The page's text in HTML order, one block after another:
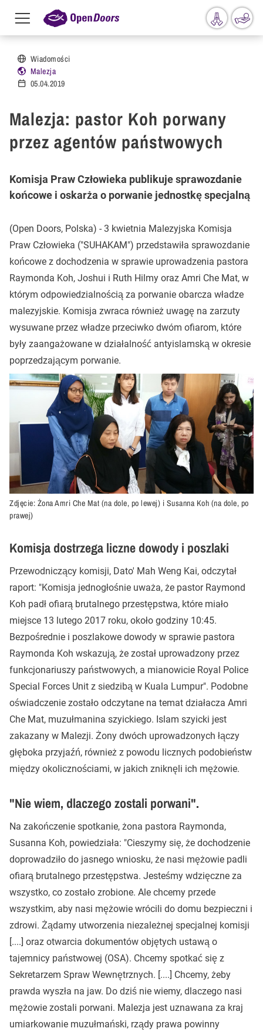
Przejdź do treści
Menu
toggle
Wiadomości
Malezja
05.04.2019
Malezja: pastor Koh porwany
przez agentów państwowych
Komisja Praw Człowieka publikuje sprawozdanie
końcowe i oskarża o porwanie jednostkę specjalną
(Open Doors, Polska) - 3 kwietnia Malezyjska Komisja
Praw Człowieka ("SUHAKAM") przedstawiła sprawozdanie
końcowe z dochodzenia w sprawie uprowadzenia pastora
Raymonda Koh, Joshui i Ruth Hilmy oraz Amri Che Mat, w
którym odpowiedzialnością za porwanie obarcza władze
malezyjskie. Komisja zwraca również uwagę na zarzuty
wysuwane przez władze przeciwko dwóm ofiarom, które
były zaangażowane w działalność antyislamską w okresie
poprzedzającym porwanie.
Zdjęcie: Żona Amri Che Mat (na dole, po lewej) i Susanna Koh (na dole, po
prawej)
Komisja dostrzega liczne dowody i poszlaki
Przewodniczący komisji, Dato' Mah Weng Kai, odczytał
raport: "Komisja jednogłośnie uważa, że pastor Raymond
Koh padł ofiarą brutalnego przestępstwa, które miało
miejsce 13 lutego 2017 roku, około godziny 10:45.
Bezpośrednie i poszlakowe dowody w sprawie pastora
Raymonda Koh wskazują, że został uprowadzony przez
funkcjonariuszy państwowych, a mianowicie Royal Police
Special Forces Unit z siedzibą w Kuala Lumpur". Podobne
oświadczenie zostało odczytane na temat działacza Amri
Che Mat, muzułmanina szyickiego. Islam szyicki jest
zakazany w Malezji. Żony dwóch uprowadzonych łączy
głęboka przyjaźń, również z powodu licznych podobieństw
między okolicznościami, w jakich zniknęli ich mężowie.
"Nie wiem, dlaczego zostali porwani".
Na zakończenie spotkanie, żona pastora Raymonda,
Susanna Koh, powiedziała: "Cieszymy się, że dochodzenie
doprowadziło do jasnego wniosku, że nasi mężowie padli
ofiarą brutalnego przestępstwa. Jesteśmy wdzięczne za
wszystko, co zostało zrobione. Ale chcemy przede
wszystkim, aby nasi mężowie wrócili do domu bezpieczni i
zdrowi. Żądamy utworzenia niezależnej specjalnej komisji
[....] oraz otwarcia dokumentów objętych ustawą o
tajemnicy państwowej (OSA). Chcemy spotkać się z
Sekretarzem Spraw Wewnętrznych. [....] Chcemy, żeby
prawda wyszła na jaw. Do dziś nie wiemy, dlaczego nasi
mężowie zostali porwani. Malezja jest uznawana za kraj
umiarkowanie muzułmański, rządy prawa powinny